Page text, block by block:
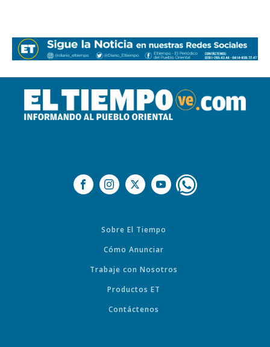
Sobre El Tiempo
Cómo Anunciar
Trabaje con Nosotros
Productos ET
Contáctenos